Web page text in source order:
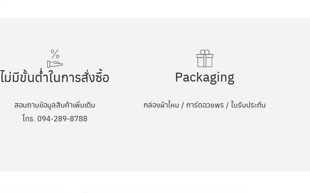
ไม่มีขั้นต่ำในการสั่งซื้อ
สอบถามข้อมูลสินค้าเพิ่มเติม
โทร. 094-289-8788
Packaging
กล่องผ้าไหม / การ์ดอวยพร / ใบรับประกัน